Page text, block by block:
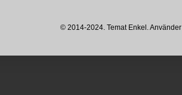
© 2014-2024. Temat Enkel. Använder